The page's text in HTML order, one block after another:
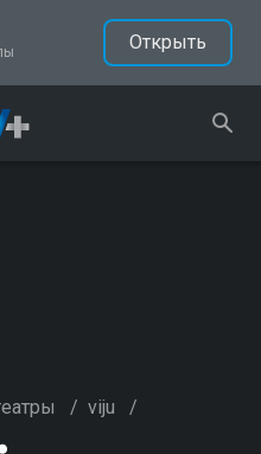
Открыть
/ viju /